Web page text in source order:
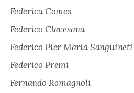
Federica Comes
Federico Clavesana
Federico Pier Maria Sanguineti
Federico Premi
Fernando Romagnoli